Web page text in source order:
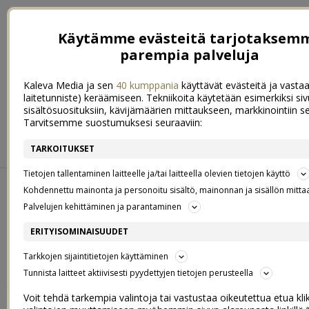
KOTI & SISUSTUS
PERJANTAI 21. ELOKUUN 2015
#HUSBANDTAG
HEIPSANSAA,
ja huomenta! Näköjään nämä aamupostaukset ovat nyt
tulleet jäädäkseen. Huomaan olevani tehokkaimmillani
Käytämme evästeitä
parempia palveluja
Kaleva Media ja sen 40 kumppania käyttävät evästeitä ja
laitetunniste) keräämiseen. Tekniikoita käytetään esimerkiksi
sisältösuosituksiin, kävijämäärien mittaukseen, markkinointiin
Tarvitsemme suostumuksesi seuraaviin:
TARKOITUKSET
Tietojen tallentaminen laitteelle ja/tai laitteella olevien tietojen käyttö
Kohdennettu mainonta ja personoitu sisältö, mainonnan ja sisällön
Palvelujen kehittäminen ja parantaminen
ERITYISOMINAISUUDET
Tarkkojen sijaintitietojen käyttäminen
Tunnista laitteet aktiivisesti pyydettyjen tietojen perusteella
Voit tehdä tarkempia valintoja tai vastustaa oikeutettua etua